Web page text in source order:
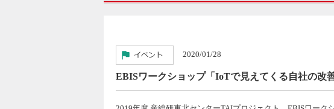
2020/01/28
EBISワークショップ「IoTで見えてくる自社の改